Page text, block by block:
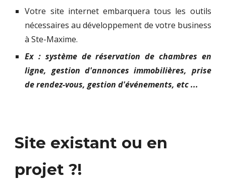
Votre site internet embarquera tous les outils
nécessaires au développement de votre business
à Ste-Maxime.
Ex : système de réservation de chambres en
ligne, gestion d'annonces immobilières, prise
de rendez-vous, gestion d'événements, etc ...
Site existant ou en
projet ?!